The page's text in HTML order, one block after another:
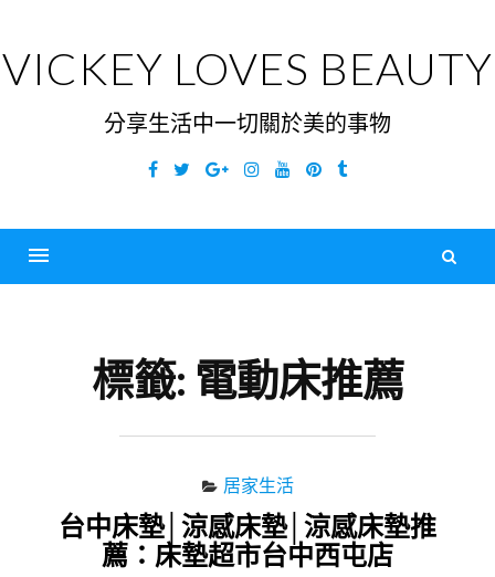
content
VICKEY LOVES BEAUTY
分享生活中一切關於美的事物
Facebook
TwitterGoogleInstagramYouTubePinterest
Tumblr
標籤: 電動床推薦
居家生活
台中床墊│涼感床墊│涼感床墊推
薦：床墊超市台中西屯店